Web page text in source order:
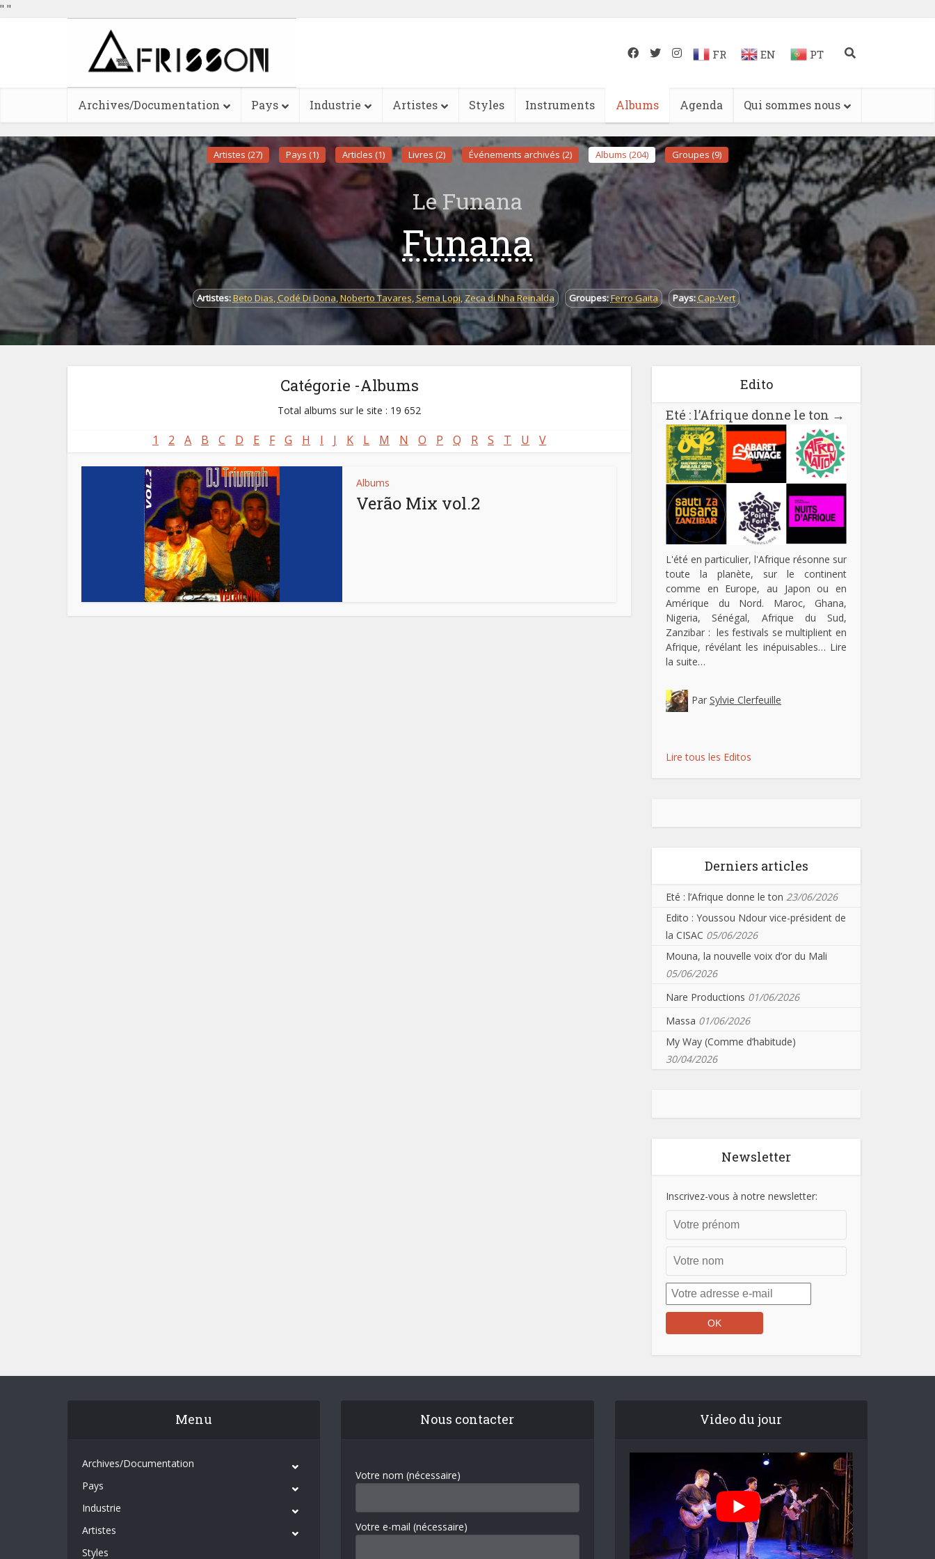
" "
FR EN PT
Archives/Documentation Pays Industrie Artistes Styles Instruments Albums Agenda Qui sommes nous
Artistes (27) Pays (1) Articles (1) Livres (2) Événements archivés (2) Albums (204) Groupes (9)
Le Funana
Funana
Artistes:Beto Dias, Codé Di Dona,Noberto Tavares, Sema Lopi, Zeca di Nha Reinalda Groupes:Ferro Gaita Pays:Cap-Vert
Catégorie -Albums
Total albums sur le site : 19 652
1 2 A B C D E F G H I J K L M N O P Q R S T U V
Albums
Verão Mix vol.2
Edito
Eté : l’Afrique donne le ton →
L'été en particulier, l'Afrique résonne sur
toute la planète, sur le continent
comme en Europe, au Japon ou en
Amérique du Nord. Maroc, Ghana,
Nigeria, Sénégal, Afrique du Sud,
Zanzibar : les festivals se multiplient en
Afrique, révélant les inépuisables… Lire
la suite…
Par Sylvie Clerfeuille
Lire tous les Editos
Derniers articles
Eté : l’Afrique donne le ton 23/06/2026
Edito : Youssou Ndour vice-président de
la CISAC 05/06/2026
Mouna, la nouvelle voix d’or du Mali
05/06/2026
Nare Productions 01/06/2026
Massa 01/06/2026
My Way (Comme d’habitude)
30/04/2026
Newsletter
Inscrivez-vous à notre newsletter:
Menu
Archives/Documentation
Pays
Industrie
Artistes
Styles
Nous contacter
Votre nom (nécessaire)
Votre e-mail (nécessaire)
Video du jour